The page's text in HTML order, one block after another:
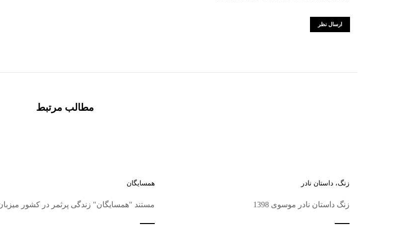
مطالب مرتبط
همسایگان
مستند "همسایگان" زندگی پرثمر در کشور
زنگ، داستان نادر
زنگ داستان نادر موسوی 1398